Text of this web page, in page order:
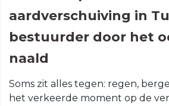
aardverschuiving in
bestuurder door het
naald
Soms zit alles tegen: regen,
het verkeerde moment op de